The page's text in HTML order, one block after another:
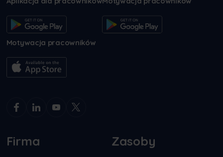
Motywacja pracowników
Firma Zasoby